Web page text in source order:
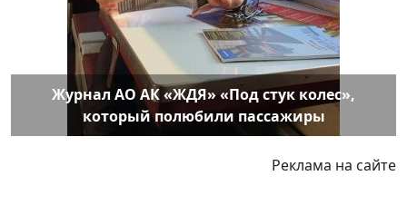
Журнал АО АК «ЖДЯ» «Под стук колес»,
который полюбили пассажиры
Реклама на сайте